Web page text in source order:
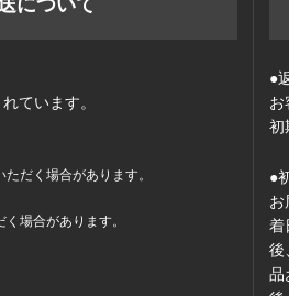
について
ています。
だく場合があります。
場合があります。
●
お
初
●
お
着
後
品